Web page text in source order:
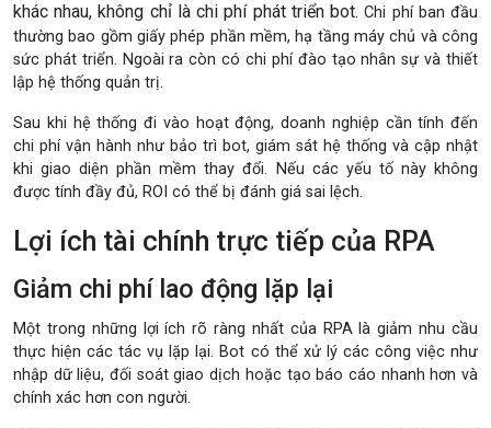
khác nhau, không chỉ là chi phí phát triển bot.Chi phí ban đầu
thường bao gồm giấy phép phần mềm, hạ tầng máy chủ và công
sức phát triển. Ngoài ra còn có chi phí đào tạo nhân sự và thiết
lập hệ thống quản trị.
Sau khi hệ thống đi vào hoạt động, doanh nghiệp cần tính đến
chi phí vận hành như bảo trì bot, giám sát hệ thống và cập nhật
khi giao diện phần mềm thay đổi. Nếu các yếu tố này không
được tính đầy đủ, ROI có thể bị đánh giá sai lệch.
Lợi ích tài chính trực tiếp của RPA
Giảm chi phí lao động lặp lại
Một trong những lợi ích rõ ràng nhất của RPA là giảm nhu cầu
thực hiện các tác vụ lặp lại. Bot có thể xử lý các công việc như
nhập dữ liệu, đối soát giao dịch hoặc tạo báo cáo nhanh hơn và
chính xác hơn con người.